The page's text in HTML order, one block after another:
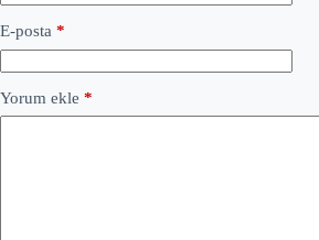
E-posta *
Yorum ekle *